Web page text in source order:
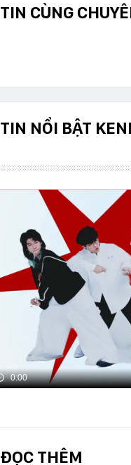
TIN CÙNG
TIN NỔI BẬT
0:00
ĐỌC THÊM